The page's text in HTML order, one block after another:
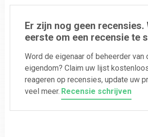
Er zijn nog geen recensies.
eerste om een recensie te
Word de eigenaar of beheerder van
eigendom? Claim uw lijst
reageren op recensies, update uw
veel meer. Recensie schrijven